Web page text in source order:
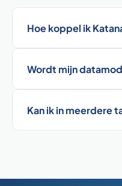
Hoe koppel ik
Wordt mijn
Kan ik in meerdere